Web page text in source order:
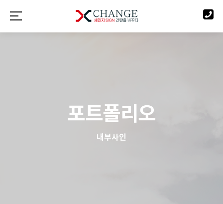
포트폴리오
내부사인